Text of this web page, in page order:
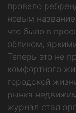
провело
новым
что было в
обликом,
Теперь это не
комфортного
городской
рынка
журнал стал